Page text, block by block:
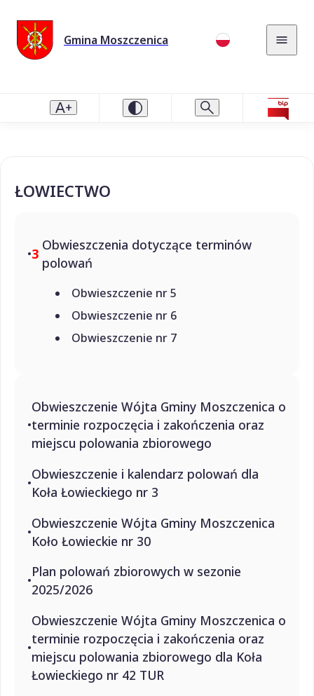
Gmina Moszczenica
ŁOWIECTWO
3
Obwieszczenia dotyczące terminów
polowań
Obwieszczenie nr 5
Obwieszczenie nr 6
Obwieszczenie nr 7
Obwieszczenie Wójta Gminy Moszczenica o
terminie rozpoczęcia i zakończenia oraz
miejscu polowania zbiorowego
Obwieszczenie i kalendarz polowań dla
Koła Łowieckiego nr 3
Obwieszczenie Wójta Gminy Moszczenica
Koło Łowieckie nr 30
Plan polowań zbiorowych w sezonie
2025/2026
Obwieszczenie Wójta Gminy Moszczenica o
terminie rozpoczęcia i zakończenia oraz
miejscu polowania zbiorowego dla Koła
Łowieckiego nr 42 TUR